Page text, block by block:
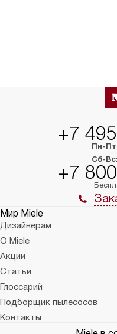
+7
Пн-
Сб-Вс:
+7
Мир Miele
Дизайнерам
О Miele
Акции
Статьи
Глоссарий
Подборщик пылесосов
Контакты